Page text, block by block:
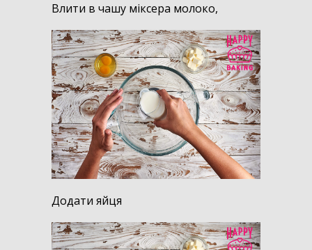
Влити в чашу міксера молоко,
Додати яйця